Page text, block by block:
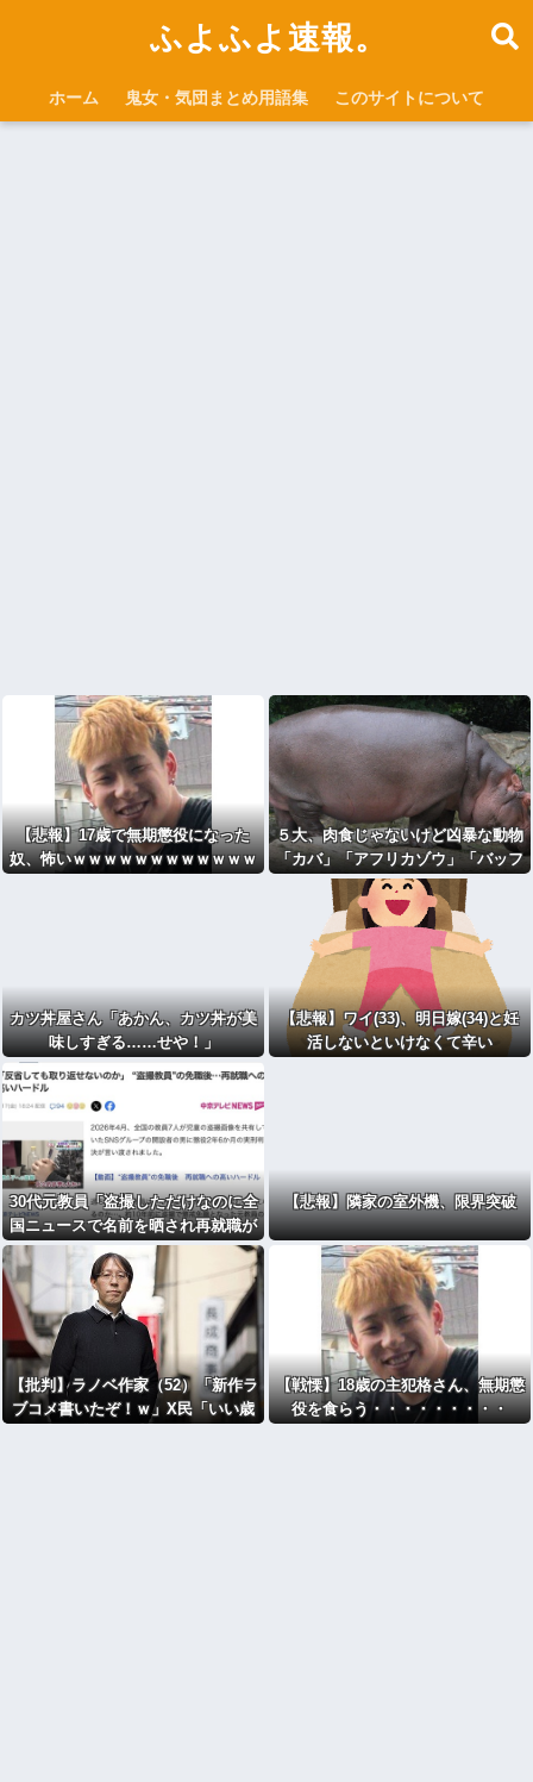
ふよふよ速報。
ホーム 鬼女・気団まとめ用語集 このサイトについて
【悲報】17歳で無期懲役になった
奴、怖いｗｗｗｗｗｗｗｗｗｗｗｗ
５大、肉食じゃないけど凶暴な動物
「カバ」「アフリカゾウ」「バッフ
ァロー」「コーカサスオオカブト」
カツ丼屋さん「あかん、カツ丼が美
味しすぎる……せや！」
【悲報】ワイ(33)、明日嫁(34)と妊
活しないといけなくて辛い
30代元教員「盗撮しただけなのに全
国ニュースで名前を晒され再就職が
難しい。あまりに酷い扱いだ」
【悲報】隣家の室外機、限界突破
【批判】ラノベ作家（52）「新作ラ
ブコメ書いたぞ！ｗ」X民「いい歳
【戦慄】18歳の主犯格さん、無期懲
役を食らう・・・・・・・・・